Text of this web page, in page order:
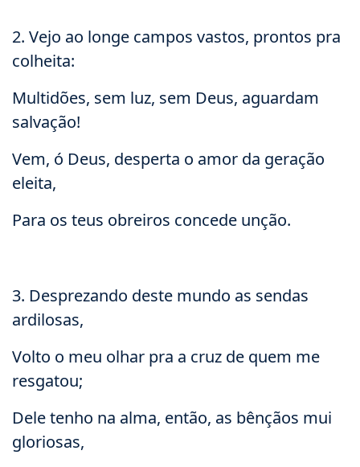
2. Vejo ao longe campos vastos, prontos pra
colheita:
Multidões, sem luz, sem Deus, aguardam
salvação!
Vem, ó Deus, desperta o amor da geração
eleita,
Para os teus obreiros concede unção.
3. Desprezando deste mundo as sendas
ardilosas,
Volto o meu olhar pra a cruz de quem me
resgatou;
Dele tenho na alma, então, as bênçãos mui
gloriosas,